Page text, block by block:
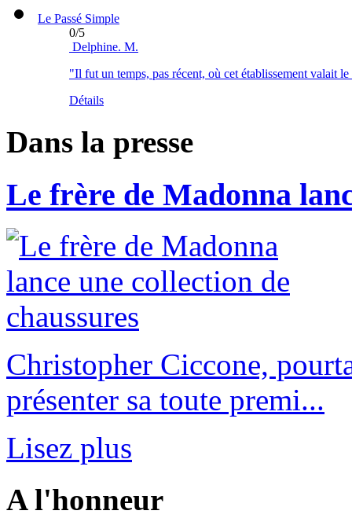
Le Passé Simple
0/5
Delphine. M.
"Il fut un temps, pas récent, où cet établissement valait
Détails
Dans la presse
Le frère de Madonna
Christopher Ciccone,
présenter sa toute premi...
Lisez plus
A l'honneur